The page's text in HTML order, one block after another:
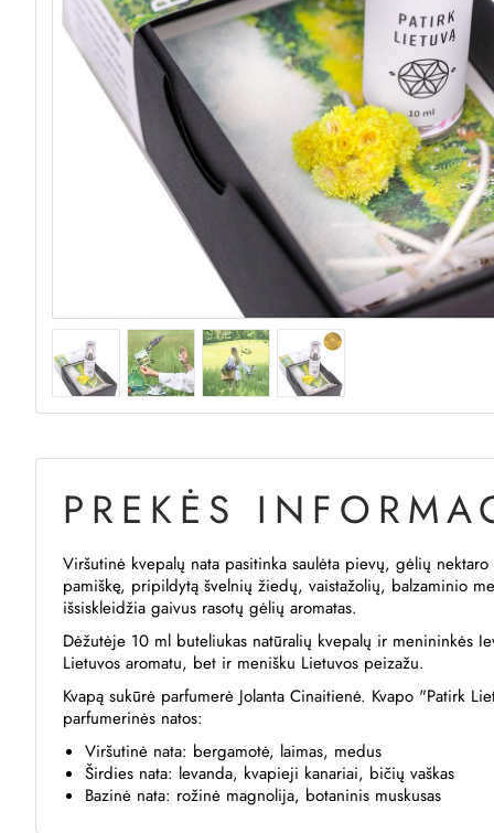
PREKĖS
Viršutinė kvepalų nata pasitinka saulėta pievų, gėlių
pamiškę, pripildytą švelnių žiedų, vaistažolių, balzaminio
išsiskleidžia gaivus rasotų gėlių aromatas.
Dėžutėje 10 ml buteliukas natūralių kvepalų ir menininkės
Lietuvos aromatu, bet ir menišku Lietuvos peizažu.
Kvapą sukūrė parfumerė Jolanta Cinaitienė. Kvapo "Patirk
parfumerinės natos:
Viršutinė nata: bergamotė, laimas, medus
Širdies nata: levanda, kvapieji kanariai, bičių vaškas
Bazinė nata: rožinė magnolija, botaninis muskusas